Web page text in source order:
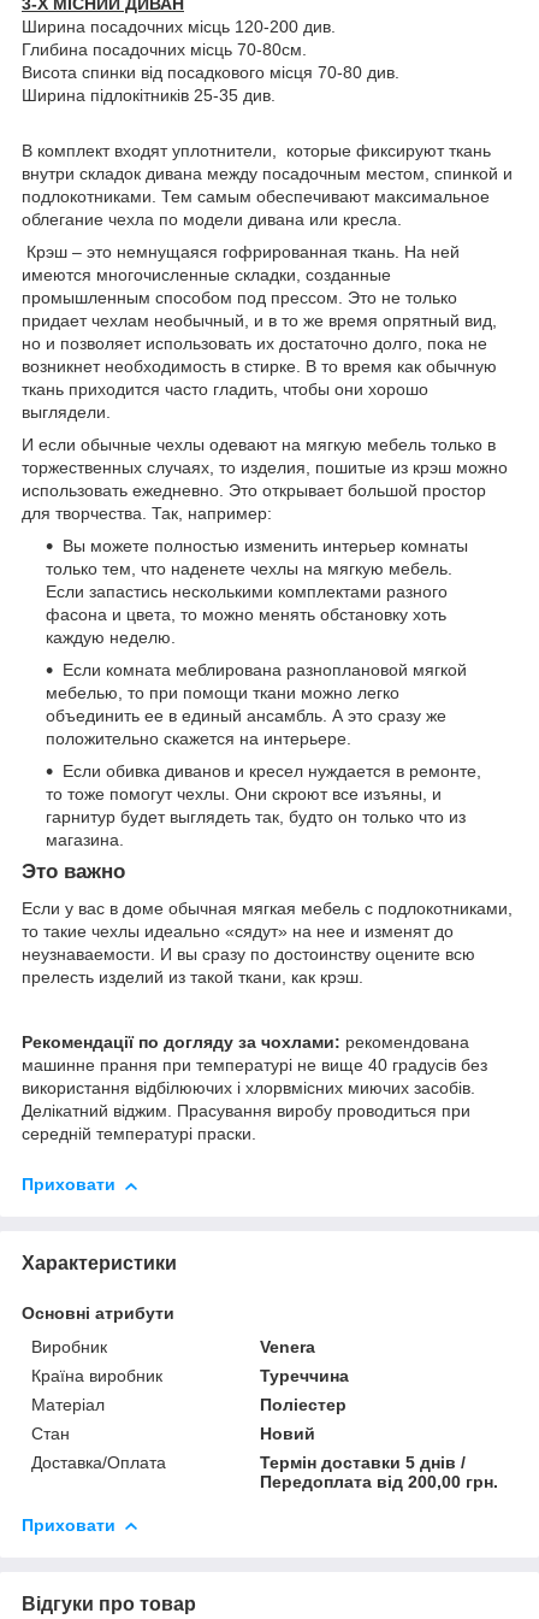
3-Х МІСНИЙ ДИВАН
Ширина посадочних місць 120-200 див.
Глибина посадочних місць 70-80см.
Висота спинки від посадкового місця 70-80 див.
Ширина підлокітників 25-35 див.
В комплект входят уплотнители, которые фиксируют ткань
внутри складок дивана между посадочным местом, спинкой и
подлокотниками. Тем самым обеспечивают максимальное
облегание чехла по модели дивана или кресла.
Крэш – это немнущаяся гофрированная ткань. На ней
имеются многочисленные складки, созданные
промышленным способом под прессом. Это не только
придает чехлам необычный, и в то же время опрятный вид,
но и позволяет использовать их достаточно долго, пока не
возникнет необходимость в стирке. В то время как обычную
ткань приходится часто гладить, чтобы они хорошо
выглядели.
И если обычные чехлы одевают на мягкую мебель только в
торжественных случаях, то изделия, пошитые из крэш можно
использовать ежедневно. Это открывает большой простор
для творчества. Так, например:
Вы можете полностью изменить интерьер комнаты
только тем, что наденете чехлы на мягкую мебель.
Если запастись несколькими комплектами разного
фасона и цвета, то можно менять обстановку хоть
каждую неделю.
Если комната меблирована разноплановой мягкой
мебелью, то при помощи ткани можно легко
объединить ее в единый ансамбль. А это сразу же
положительно скажется на интерьере.
Если обивка диванов и кресел нуждается в ремонте,
то тоже помогут чехлы. Они скроют все изъяны, и
гарнитур будет выглядеть так, будто он только что из
магазина.
Это важно
Если у вас в доме обычная мягкая мебель с подлокотниками,
то такие чехлы идеально «сядут» на нее и изменят до
неузнаваемости. И вы сразу по достоинству оцените всю
прелесть изделий из такой ткани, как крэш.
Рекомендації по догляду за чохлами: рекомендована
машинне прання при температурі не вище 40 градусів без
використання відбілюючих і хлорвмісних миючих засобів.
Делікатний віджим. Прасування виробу проводиться при
середній температурі праски.
Приховати
Характеристики
Основні атрибути
Виробник
Venera
Країна виробник
Туреччина
Матеріал
Поліестер
Стан
Новий
Доставка/Оплата
Термін доставки 5 днів /
Передоплата від 200,00 грн.
Приховати
Відгуки про товар